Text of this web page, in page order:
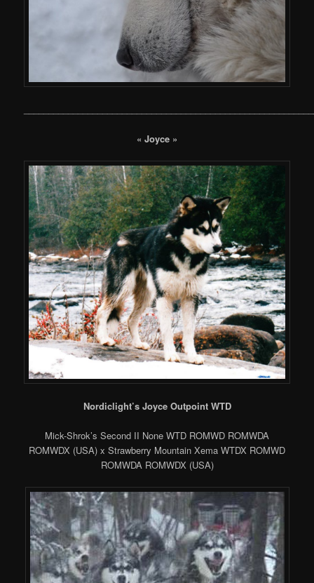
« Joyce »
Nordiclight’s Joyce Outpoint WTD
Mick-Shrok’s Second II None WTD ROMWD ROMWDA
ROMWDX (USA) x Strawberry Mountain Xema WTDX ROMWD
ROMWDA ROMWDX (USA)